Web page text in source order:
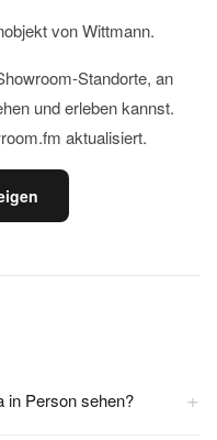
von Wittmann.
Standorte, an
und erleben kannst.
aktualisiert.
in Person sehen? +